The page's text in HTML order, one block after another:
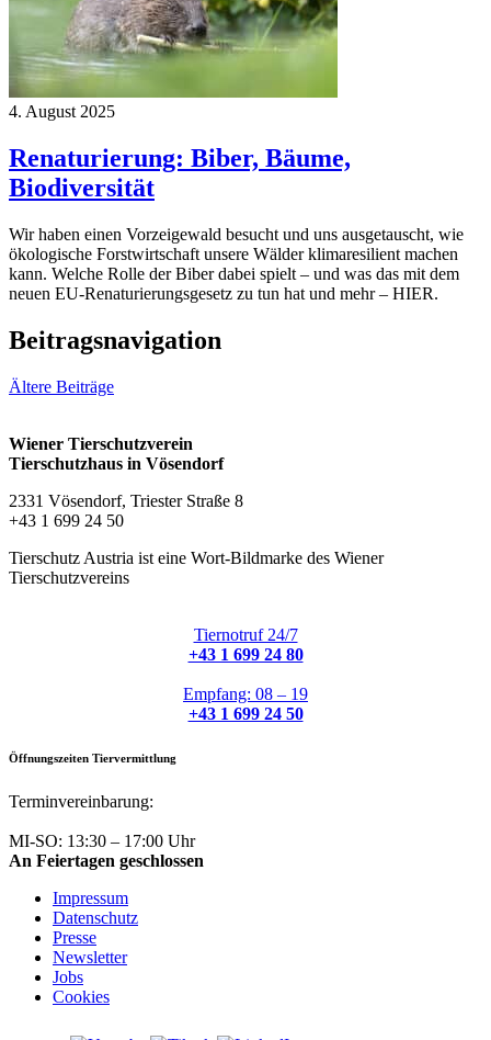
4. August 2025
Renaturierung: Biber, Bäume,
Biodiversität
Wir haben einen Vorzeigewald besucht und uns ausgetauscht, wie
ökologische Forstwirtschaft unsere Wälder klimaresilient machen
kann. Welche Rolle der Biber dabei spielt – und was das mit dem
neuen EU-Renaturierungsgesetz zu tun hat und mehr – HIER.
Beitragsnavigation
Ältere Beiträge
Wiener Tierschutzverein
Tierschutzhaus in Vösendorf
2331 Vösendorf, Triester Straße 8
+43 1 699 24 50
Tierschutz Austria ist eine Wort-Bildmarke des Wiener
Tierschutzvereins
Tiernotruf 24/7
+43 1 699 24 80
Empfang: 08 – 19
+43 1 699 24 50
Öffnungszeiten Tiervermittlung
Terminvereinbarung:
MI-SO: 13:30 – 17:00 Uhr
An Feiertagen geschlossen
Impressum
Datenschutz
Presse
Newsletter
Jobs
Cookies